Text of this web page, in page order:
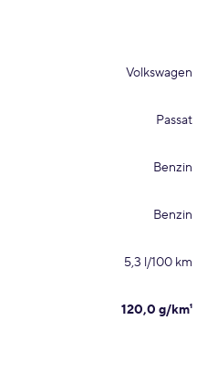
Volkswagen
Passat
Benzin
Benzin
5,3 l/100 km
120,0 g/km¹